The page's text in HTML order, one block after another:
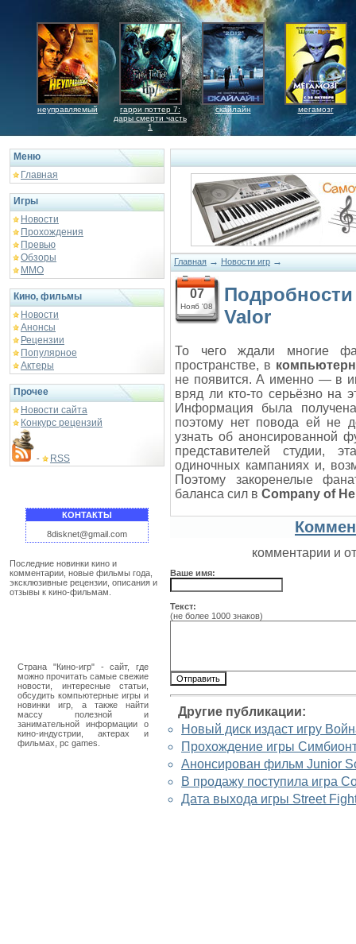
неуправляемый
гарри поттер 7:
дары смерти часть
1
скайлайн мегамозг
Меню
Главная
Игры
Новости
Прохождения
Превью
Обзоры
ММО
Кино, фильмы
Новости
Анонсы
Рецензии
Популярное
Актеры
Прочее
Новости сайта
Конкурс рецензий
- RSS
КОНТАКТЫ
8disknet@gmail.com
Последние новинки кино и
комментарии, новые фильмы года,
эксклюзивные рецензии, описания и
отзывы к кино-фильмам.
Страна "Кино-игр" - сайт, где
можно прочитать самые свежие
новости, интересные статьи,
обсудить компьютерные игры и
новинки игр, а также найти
массу полезной и
занимательной информации о
кино-индустрии, актерах и
фильмах, pc games.
Главная → Новости игр →
07
Нояб '08
Valor
То чего ждали многие
пространстве, в
не появится. А именно — в
вряд ли кто-то серьёзно на
Информация была
поэтому нет повода ей не
узнать об анонсированной
представителей студии,
одиночных кампаниях и,
Поэтому закоренелые
баланса сил в Company of
комментарии и
Ваше имя:
Текст:
(не более 1000 знаков)
Другие публикации:
Новый диск издаст игру
Прохождение игры
Анонсирован фильм Junior
В продажу поступила игра
Дата выхода игры Street